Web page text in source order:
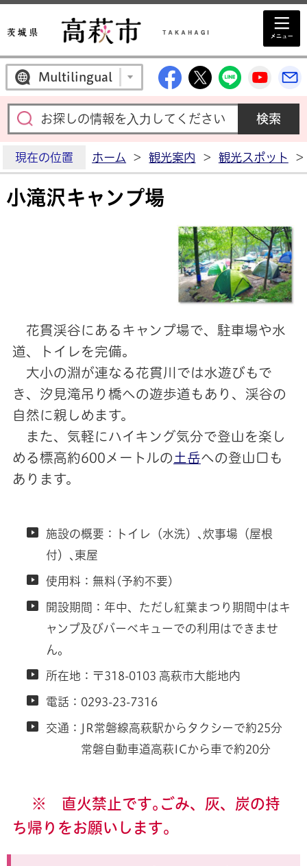
Multilingual 高萩市公式
高萩市公式X
高萩市
高
現在の位置 ホーム > 観光案内 > 観光スポット >
小滝沢キャンプ場
花貫渓谷にあるキャンプ場で、駐車場や水
道、トイレを完備。
大小の淵が連なる花貫川では水遊びもで
き、汐見滝吊り橋への遊歩道もあり、渓谷の
自然に親しめます。
また、気軽にハイキング気分で登山を楽し
める標高約600メートルの 土岳への登山口も
あります。
施設の概要：トイレ（水洗）､炊事場（屋根
付）､東屋
使用料：無料(予約不要)
開設期間：年中、ただし紅葉まつり期間中はキ
ャンプ及びバーベキューでの利用はできませ
ん。
所在地：〒318-0103 高萩市大能地内
電話：0293-23-7316
交通：JR常磐線高萩駅からタクシーで約25分
常磐自動車道高萩ICから車で約20分
※ 直火禁止です｡ごみ、灰、炭の持
ち帰りをお願いします｡